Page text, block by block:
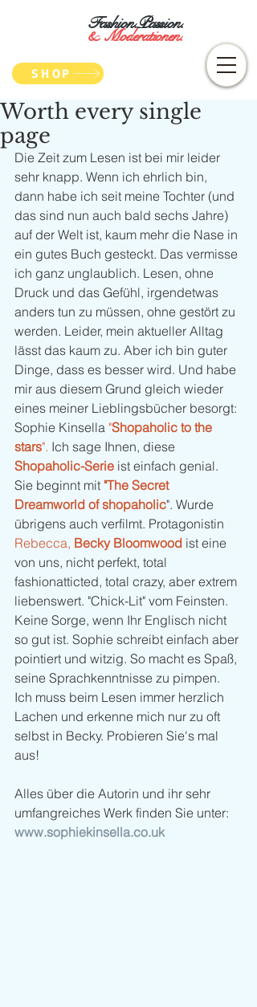
Fashion.Passion.
&Moderationen.
SHOP
Worth every single
page
Die Zeit zum Lesen ist bei mir leider
sehr knapp. Wenn ich ehrlich bin,
dann habe ich seit meine Tochter (und
das sind nun auch bald sechs Jahre)
auf der Welt ist, kaum mehr die Nase in
ein gutes Buch gesteckt. Das vermisse
ich ganz unglaublich. Lesen, ohne
Druck und das Gefühl, irgendetwas
anders tun zu müssen, ohne gestört zu
werden. Leider, mein aktueller Alltag
lässt das kaum zu. Aber ich bin guter
Dinge, dass es besser wird. Und habe
mir aus diesem Grund gleich wieder
eines meiner Lieblingsbücher besorgt:
Sophie Kinsella "Shopaholic to the
stars". Ich sage Ihnen, diese
Shopaholic-Serie ist einfach genial.
Sie beginnt mit "The Secret
Dreamworld of shopaholic". Wurde
übrigens auch verfilmt. Protagonistin
Rebecca, Becky Bloomwood ist eine
von uns, nicht perfekt, total
fashionatticted, total crazy, aber extrem
liebenswert. "Chick-Lit" vom Feinsten.
Keine Sorge, wenn Ihr Englisch nicht
so gut ist. Sophie schreibt einfach aber
pointiert und witzig. So macht es Spaß,
seine Sprachkenntnisse zu pimpen.
Ich muss beim Lesen immer herzlich
Lachen und erkenne mich nur zu oft
selbst in Becky. Probieren Sie's mal
aus!
Alles über die Autorin und ihr sehr
umfangreiches Werk finden Sie unter:
www.sophiekinsella.co.uk